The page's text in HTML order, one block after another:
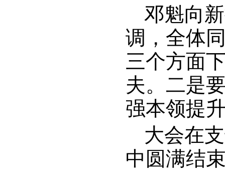
邓魁向
调，全体
三个方面
夫。二是
强本领提
大会在
中圆满结